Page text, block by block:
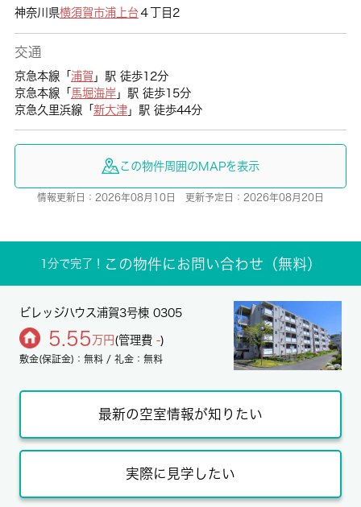
神奈川県横須賀市浦上台４丁目2
交通
京急本線「 浦賀 」駅 徒歩12分
京急本線「 馬堀海岸」駅 徒歩15分
京急久里浜線「 新大津」駅 徒歩44分
この物件周囲のMAPを表示
情報更新日：2026年08月10日 更新予定日：2026年08月20日
1分で完了！ この物件にお問い合わせ（無料）
ビレッジハウス浦賀3号棟 0305
5.55 万円 (管理費 -)
敷金(保証金)：無料 / 礼金：無料
最新の空室情報が知りたい
実際に見学したい